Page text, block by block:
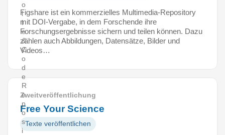
o
l
l
e
&
C
o
d
e
R
e
p
o
s
i
Figshare ist ein kommerzielles Multimedia-Repository
mit DOI-Vergabe, in dem Forschende ihre
Forschungsergebnisse sichern und teilen können. Dazu
zählen auch Abbildungen, Datensätze, Bilder und
Videos…
Zweitveröffentlichung
Free Your Science
Texte veröffentlichen